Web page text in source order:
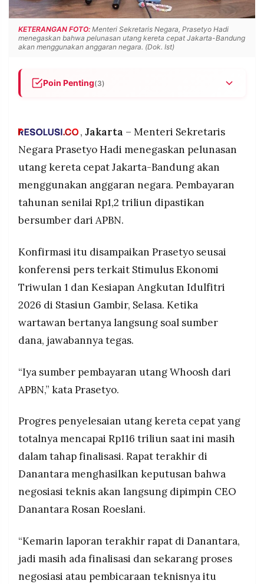
PENGADUAN TERM
OF
SERVICE
IKUTI
KAMI
©
RESOLUSI
PRAMUDITA
©
Resolusi.co
-
2026
RESOLUSI
PRAMUDITA
KETERANGAN FOTO: Menteri Sekretaris Negara, Prasetyo Hadi
menegaskan bahwa pelunasan utang kereta cepat Jakarta-Bandung
akan menggunakan anggaran negara. (Dok. Ist)
Poin Penting(3)
tahun menggunakan APBN, bukan sumber lain
Proses penyelesaian utang total Rp116 triliun
langsung oleh CEO Danantara Rosan Roeslani
Presiden Prabowo minta publik lihat Whoosh dari
sisi manfaat seperti kurangi kemacetan dan
polusi, bukan hanya fokus pada besaran utang
, Jakarta – Menteri Sekretaris
Negara Prasetyo Hadi menegaskan pelunasan
utang kereta cepat Jakarta-Bandung akan
menggunakan anggaran negara. Pembayaran
tahunan senilai Rp1,2 triliun dipastikan
bersumber dari APBN.
Konfirmasi itu disampaikan Prasetyo seusai
konferensi pers terkait Stimulus Ekonomi
Triwulan 1 dan Kesiapan Angkutan Idulfitri
2026 di Stasiun Gambir, Selasa. Ketika
wartawan bertanya langsung soal sumber
dana, jawabannya tegas.
“Iya sumber pembayaran utang Whoosh dari
APBN,” kata Prasetyo.
Progres penyelesaian utang kereta cepat yang
totalnya mencapai Rp116 triliun saat ini masih
dalam tahap finalisasi. Rapat terakhir di
Danantara menghasilkan keputusan bahwa
negosiasi teknis akan langsung dipimpin CEO
Danantara Rosan Roeslani.
“Kemarin laporan terakhir rapat di Danantara,
jadi masih ada finalisasi dan sekarang proses
negosiasi atau pembicaraan teknisnya itu